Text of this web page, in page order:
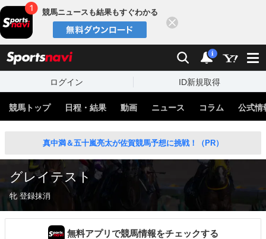
競馬ニュースも結果もすぐわかる
検索 通知
i
ログイン ID新規取得
競馬トップ 日程・結果 動画 ニュース コラム 公式情
真中満＆五十嵐亮太が佐賀競馬予想に挑戦！（PR）
グレイテスト
牝 登録抹消
無料アプリで競馬情報をチェックする